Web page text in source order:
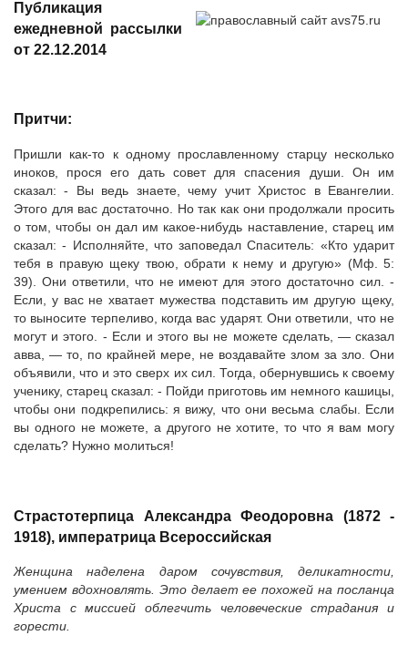
Публикация
ежедневной рассылки
от 22.12.2014
Притчи:
Пришли как-то к одному прославленному старцу несколько
иноков, прося его дать совет для спасения души. Он им
сказал: - Вы ведь знаете, чему учит Христос в Евангелии.
Этого для вас достаточно. Но так как они продолжали просить
о том, чтобы он дал им какое-нибудь наставление, старец им
сказал: - Исполняйте, что заповедал Спаситель: «Кто ударит
тебя в правую щеку твою, обрати к нему и другую» (Мф. 5:
39). Они ответили, что не имеют для этого достаточно сил. -
Если, у вас не хватает мужества подставить им другую щеку,
то выносите терпеливо, когда вас ударят. Они ответили, что не
могут и этого. - Если и этого вы не можете сделать, — сказал
авва, — то, по крайней мере, не воздавайте злом за зло. Они
объявили, что и это сверх их сил. Тогда, обернувшись к своему
ученику, старец сказал: - Пойди приготовь им немного кашицы,
чтобы они подкрепились: я вижу, что они весьма слабы. Если
вы одного не можете, а другого не хотите, то что я вам могу
сделать? Нужно молиться!
Страстотерпица Александра Феодоровна (1872 -
1918), императрица Всероссийская
Женщина наделена даром сочувствия, деликатности,
умением вдохновлять. Это делает ее похожей на посланца
Христа с миссией облегчить человеческие страдания и
горести.